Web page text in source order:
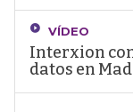
VÍDEO
Interxion
datos en